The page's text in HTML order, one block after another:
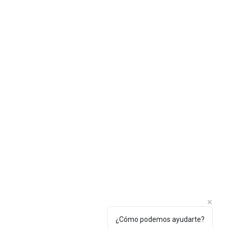
¿Cómo podemos ayudarte?